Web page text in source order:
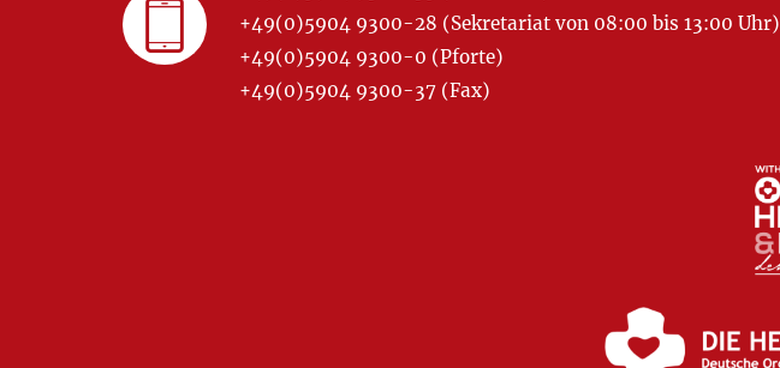
+49(0)5904 9300-28 (Sekretariat von 08:00 bis 13:00 Uhr)
+49(0)5904 9300-0 (Pforte)
+49(0)5904 9300-37 (Fax)